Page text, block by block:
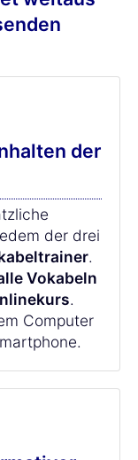
der
der drei
.
Vokabeln
.
Computer